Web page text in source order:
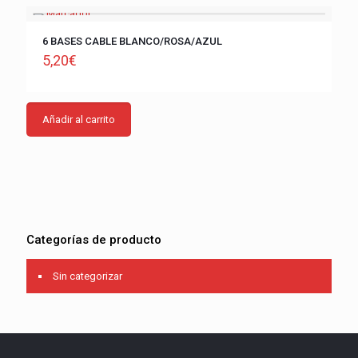
6 BASES CABLE BLANCO/ROSA/AZUL
5,20€
Añadir al carrito
Categorías de producto
Sin categorizar